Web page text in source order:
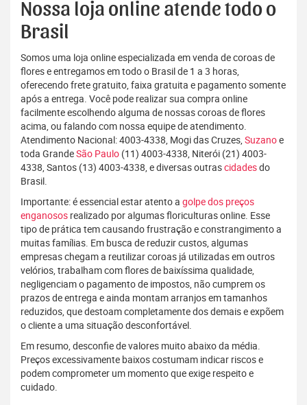
Nossa loja online atende todo o
Brasil
Somos uma loja online especializada em venda de coroas de
flores e entregamos em todo o Brasil de 1 a 3 horas,
oferecendo frete gratuito, faixa gratuita e pagamento somente
após a entrega. Você pode realizar sua compra online
facilmente escolhendo alguma de nossas coroas de flores
acima, ou falando com nossa equipe de atendimento.
Atendimento Nacional: 4003-4338, Mogi das Cruzes, Suzanoe
toda GrandeSão Paulo (11) 4003-4338, Niterói (21) 4003-
4338, Santos (13) 4003-4338, e diversas outrascidadesdo
Brasil.
Importante: é essencial estar atento a golpe dos preços
enganosos realizado por algumas floriculturas online. Esse
tipo de prática tem causando frustração e constrangimento a
muitas famílias. Em busca de reduzir custos, algumas
empresas chegam a reutilizar coroas já utilizadas em outros
velórios, trabalham com flores de baixíssima qualidade,
negligenciam o pagamento de impostos, não cumprem os
prazos de entrega e ainda montam arranjos em tamanhos
reduzidos, que destoam completamente dos demais e expõem
o cliente a uma situação desconfortável.
Em resumo, desconfie de valores muito abaixo da média.
Preços excessivamente baixos costumam indicar riscos e
podem comprometer um momento que exige respeito e
cuidado.